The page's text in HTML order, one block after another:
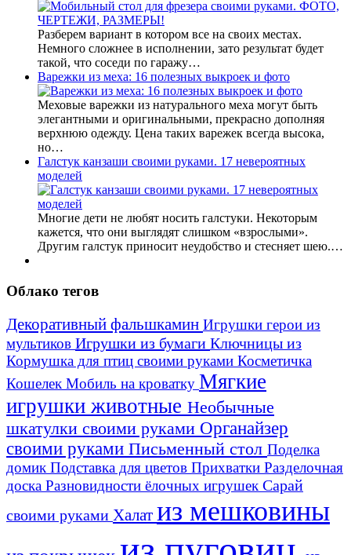
Разберем вариант в котором все на своих местах.
Немного сложнее в исполнении, зато результат будет
такой, что соседи по гаражу…
Варежки из меха: 16 полезных выкроек и фото
Меховые варежки из натурального меха могут быть
элегантными и оригинальными, прекрасно дополняя
верхнюю одежду. Цена таких варежек всегда высока,
но…
Галстук канзаши своими руками. 17 невероятных
моделей
Многие дети не любят носить галстуки. Некоторым
кажется, что они выглядят слишком «взрослыми».
Другим галстук приносит неудобство и стесняет шею.…
Облако тегов
Декоративный фальшкамин Игрушки герои из
мультиков Игрушки из бумаги Ключницы из
Кормушка для птиц своими руками Косметичка
Кошелек Мобиль на кроватку Мягкие
игрушки животные Необычные
шкатулки своими руками Органайзер
своими руками Письменный стол Поделка
домик Подставка для цветов Прихватки Разделочная
доска Разновидности ёлочных игрушек Сарай
своими руками Халат из мешковины